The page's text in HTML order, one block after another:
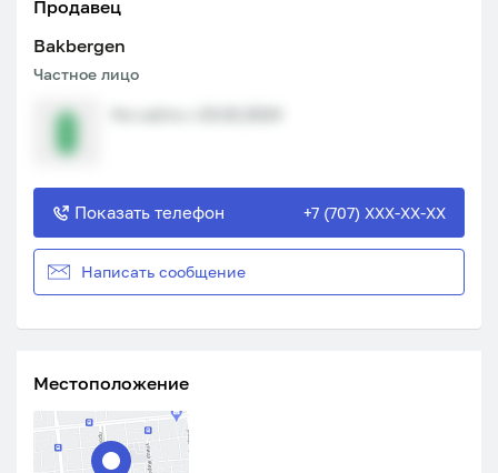
Продавец
Bakbergen
Частное лицо
Показать телефон +7 (707) XXX-XX-XX
Написать сообщение
Местоположение